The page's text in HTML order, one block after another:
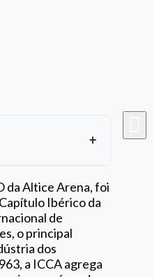
artigo
da Altice Arena, foi
Ibérico da
de
o principal
dos
a ICCA agrega